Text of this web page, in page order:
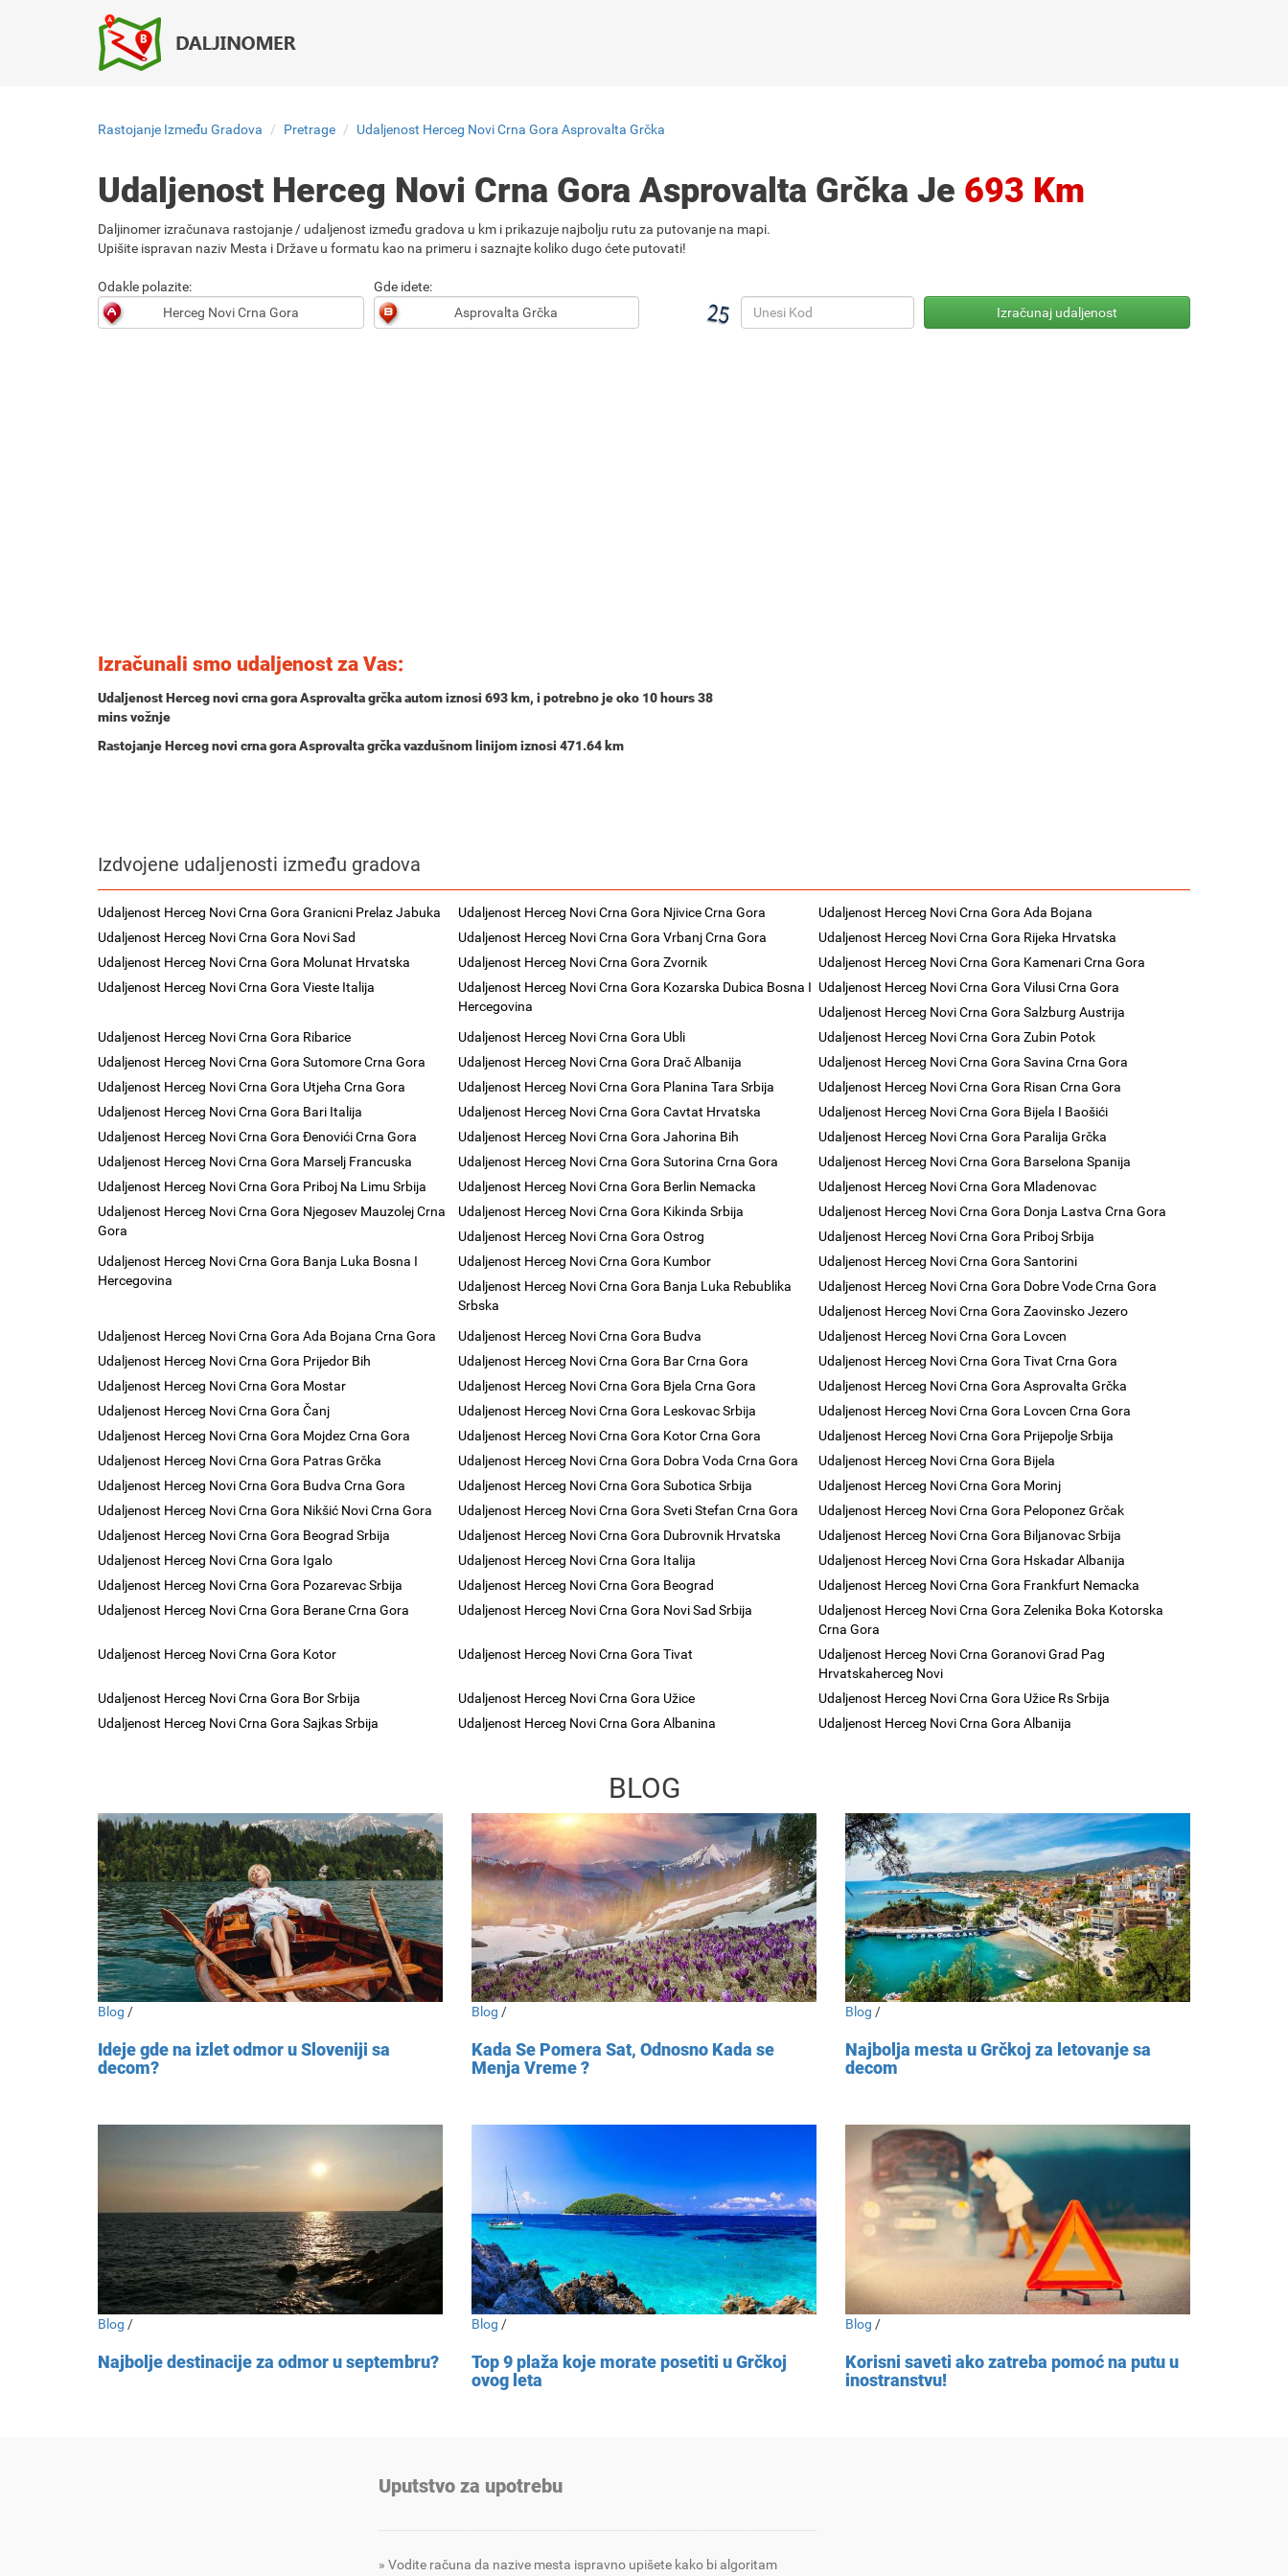
Rastojanje Između Gradova Pretrage Udaljenost Herceg Novi Crna Gora Asprovalta Grčka
Udaljenost Herceg Novi Crna Gora Asprovalta Grčka Je 693 Km
Daljinomer izračunava rastojanje / udaljenost između gradova u km i prikazuje najbolju rutu za putovanje na mapi.
Upišite ispravan naziv Mesta i Države u formatu kao na primeru i saznajte koliko dugo ćete putovati!
Odakle polazite: Gde idete:
Izračunali smo udaljenost za Vas:
Udaljenost Herceg novi crna gora Asprovalta grčka autom iznosi 693 km, i potrebno je oko 10 hours 38
minsvožnje
Rastojanje Herceg novi crna gora Asprovalta grčka vazdušnom linijom iznosi 471.64 km
Izdvojene udaljenosti između gradova
Udaljenost Herceg Novi Crna Gora Granicni Prelaz Jabuka Udaljenost Herceg Novi Crna Gora Njivice Crna Gora
Udaljenost Herceg Novi Crna Gora Ada Bojana
Udaljenost Herceg Novi Crna Gora Novi Sad
Udaljenost Herceg Novi Crna Gora Vrbanj Crna Gora
Udaljenost Herceg Novi Crna Gora Rijeka Hrvatska
Udaljenost Herceg Novi Crna Gora Molunat Hrvatska
Udaljenost Herceg Novi Crna Gora Zvornik
Udaljenost Herceg Novi Crna Gora Kamenari Crna Gora
Udaljenost Herceg Novi Crna Gora Vieste Italija
Udaljenost Herceg Novi Crna Gora Kozarska Dubica Bosna I
Hercegovina
Udaljenost Herceg Novi Crna Gora Vilusi Crna Gora
Udaljenost Herceg Novi Crna Gora Salzburg Austrija
Udaljenost Herceg Novi Crna Gora Ribarice
Udaljenost Herceg Novi Crna Gora Ubli
Udaljenost Herceg Novi Crna Gora Zubin Potok
Udaljenost Herceg Novi Crna Gora Sutomore Crna Gora
Udaljenost Herceg Novi Crna Gora Drač Albanija
Udaljenost Herceg Novi Crna Gora Savina Crna Gora
Udaljenost Herceg Novi Crna Gora Utjeha Crna Gora
Udaljenost Herceg Novi Crna Gora Planina Tara Srbija
Udaljenost Herceg Novi Crna Gora Risan Crna Gora
Udaljenost Herceg Novi Crna Gora Bari Italija
Udaljenost Herceg Novi Crna Gora Cavtat Hrvatska
Udaljenost Herceg Novi Crna Gora Bijela I Baošići
Udaljenost Herceg Novi Crna Gora Đenovići Crna Gora
Udaljenost Herceg Novi Crna Gora Jahorina Bih
Udaljenost Herceg Novi Crna Gora Paralija Grčka
Udaljenost Herceg Novi Crna Gora Marselj Francuska
Udaljenost Herceg Novi Crna Gora Sutorina Crna Gora
Udaljenost Herceg Novi Crna Gora Barselona Spanija
Udaljenost Herceg Novi Crna Gora Priboj Na Limu Srbija
Udaljenost Herceg Novi Crna Gora Berlin Nemacka
Udaljenost Herceg Novi Crna Gora Mladenovac
Udaljenost Herceg Novi Crna Gora Njegosev Mauzolej Crna
Gora
Udaljenost Herceg Novi Crna Gora Kikinda Srbija
Udaljenost Herceg Novi Crna Gora Donja Lastva Crna Gora
Udaljenost Herceg Novi Crna Gora Ostrog
Udaljenost Herceg Novi Crna Gora Priboj Srbija
Udaljenost Herceg Novi Crna Gora Banja Luka Bosna I
Hercegovina
Udaljenost Herceg Novi Crna Gora Kumbor
Udaljenost Herceg Novi Crna Gora Santorini
Udaljenost Herceg Novi Crna Gora Banja Luka Rebublika
Srbska
Udaljenost Herceg Novi Crna Gora Dobre Vode Crna Gora
Udaljenost Herceg Novi Crna Gora Zaovinsko Jezero
Udaljenost Herceg Novi Crna Gora Ada Bojana Crna Gora
Udaljenost Herceg Novi Crna Gora Budva
Udaljenost Herceg Novi Crna Gora Lovcen
Udaljenost Herceg Novi Crna Gora Prijedor Bih
Udaljenost Herceg Novi Crna Gora Bar Crna Gora
Udaljenost Herceg Novi Crna Gora Tivat Crna Gora
Udaljenost Herceg Novi Crna Gora Mostar
Udaljenost Herceg Novi Crna Gora Bjela Crna Gora
Udaljenost Herceg Novi Crna Gora Asprovalta Grčka
Udaljenost Herceg Novi Crna Gora Čanj
Udaljenost Herceg Novi Crna Gora Leskovac Srbija
Udaljenost Herceg Novi Crna Gora Lovcen Crna Gora
Udaljenost Herceg Novi Crna Gora Mojdez Crna Gora
Udaljenost Herceg Novi Crna Gora Kotor Crna Gora
Udaljenost Herceg Novi Crna Gora Prijepolje Srbija
Udaljenost Herceg Novi Crna Gora Patras Grčka
Udaljenost Herceg Novi Crna Gora Dobra Voda Crna Gora
Udaljenost Herceg Novi Crna Gora Bijela
Udaljenost Herceg Novi Crna Gora Budva Crna Gora
Udaljenost Herceg Novi Crna Gora Subotica Srbija
Udaljenost Herceg Novi Crna Gora Morinj
Udaljenost Herceg Novi Crna Gora Nikšić Novi Crna Gora
Udaljenost Herceg Novi Crna Gora Sveti Stefan Crna Gora
Udaljenost Herceg Novi Crna Gora Peloponez Grčak
Udaljenost Herceg Novi Crna Gora Beograd Srbija
Udaljenost Herceg Novi Crna Gora Dubrovnik Hrvatska
Udaljenost Herceg Novi Crna Gora Biljanovac Srbija
Udaljenost Herceg Novi Crna Gora Igalo
Udaljenost Herceg Novi Crna Gora Italija
Udaljenost Herceg Novi Crna Gora Hskadar Albanija
Udaljenost Herceg Novi Crna Gora Pozarevac Srbija
Udaljenost Herceg Novi Crna Gora Beograd
Udaljenost Herceg Novi Crna Gora Frankfurt Nemacka
Udaljenost Herceg Novi Crna Gora Berane Crna Gora
Udaljenost Herceg Novi Crna Gora Novi Sad Srbija
Udaljenost Herceg Novi Crna Gora Zelenika Boka Kotorska
Crna Gora
Udaljenost Herceg Novi Crna Gora Kotor
Udaljenost Herceg Novi Crna Gora Tivat
Udaljenost Herceg Novi Crna Goranovi Grad Pag
Hrvatskaherceg Novi
Udaljenost Herceg Novi Crna Gora Bor Srbija
Udaljenost Herceg Novi Crna Gora Užice
Udaljenost Herceg Novi Crna Gora Užice Rs Srbija
Udaljenost Herceg Novi Crna Gora Sajkas Srbija
Udaljenost Herceg Novi Crna Gora Albanina Udaljenost Herceg Novi Crna Gora Albanija
BLOG
Blog /
Ideje gde na izlet odmor u Sloveniji sa
decom?
Blog /
Kada Se Pomera Sat, Odnosno Kada se
Menja Vreme ?
Blog /
Najbolja mesta u Grčkoj za letovanje sa
decom
Blog /
Najbolje destinacije za odmor u septembru?
Blog /
Top 9 plaža koje morate posetiti u Grčkoj
ovog leta
Blog /
Korisni saveti ako zatreba pomoć na putu u
inostranstvu!
Uputstvo za upotrebu
Vodite računa da nazive mesta ispravno upišete kako bi algoritam